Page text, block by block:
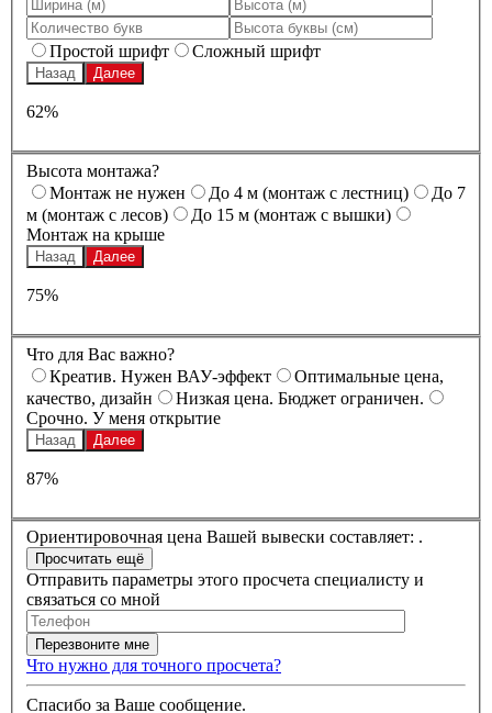
Простой шрифт Сложный шрифт
Назад Далее
62%
Высота монтажа?
Монтаж не нужен
До 4 м (монтаж с лестниц)
До 7
м (монтаж с лесов)
До 15 м (монтаж с вышки)
Монтаж на крыше
Назад Далее
75%
Что для Вас важно?
Креатив. Нужен ВАУ-эффект
Оптимальные цена,
качество, дизайн
Низкая цена. Бюджет ограничен.
Срочно. У меня открытие
Назад Далее
87%
Ориентировочная цена Вашей вывески составляет: .
Отправить параметры этого просчета специалисту и
связаться со мной
Что нужно для точного просчета?
Спасибо за Ваше сообщение.